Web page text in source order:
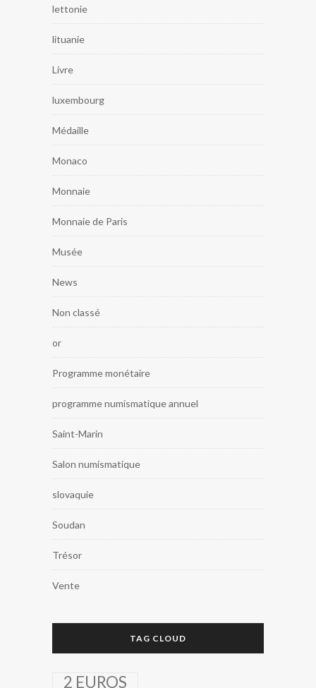
lettonie
lituanie
Livre
luxembourg
Médaille
Monaco
Monnaie
Monnaie de Paris
Musée
News
Non classé
or
Programme monétaire
programme numismatique annuel
Saint-Marin
Salon numismatique
slovaquie
Soudan
Trésor
Vente
TAG CLOUD
2 EUROS